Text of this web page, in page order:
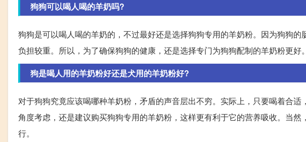
狗狗可以喝人喝的羊奶吗?
狗狗是可以喝人喝的羊奶的，不过最好还是选择狗狗专用的羊奶粉。因为狗狗
负担较重。所以，为了确保狗狗的健康，还是选择专门为狗狗配制的羊奶粉更好。
狗是喝人用的羊奶粉好还是犬用的羊奶粉好?
对于狗狗究竟应该喝哪种羊奶粉，矛盾的声音层出不穷。实际上，只要喝着合
角度考虑，还是建议购买狗狗专用的羊奶粉，这样更有利于它的营养吸收。当
行。